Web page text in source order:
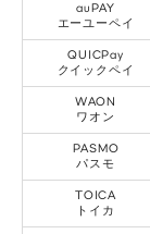
auPAY
エーユーペイ
QUICPay
クイックペイ
WAON
ワオン
PASMO
パスモ
TOICA
トイカ